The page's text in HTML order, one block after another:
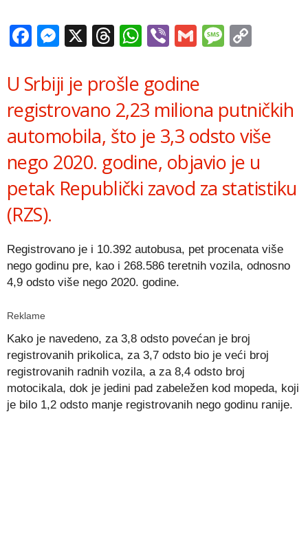
Facebook
Messenger
X Threads
WhatsApp
ViberGmail
U Srbiji je prošle godine
registrovano 2,23 miliona putničkih
automobila, što je 3,3 odsto više
nego 2020. godine, objavio je u
petak Republički zavod za statistiku
(RZS).
Registrovano je i 10.392 autobusa, pet procenata više
nego godinu pre, kao i 268.586 teretnih vozila, odnosno
4,9 odsto više nego 2020. godine.
Reklame
Kako je navedeno, za 3,8 odsto povećan je broj
registrovanih prikolica, za 3,7 odsto bio je veći broj
registrovanih radnih vozila, a za 8,4 odsto broj
motocikala, dok je jedini pad zabeležen kod mopeda, koji
je bilo 1,2 odsto manje registrovanih nego godinu ranije.